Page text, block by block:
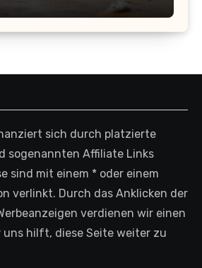
sich durch platzierte
sogenannten Affiliate Links
sind mit einem * oder einem
verlinkt. Durch das Anklicken der
verdienen wir einen
uns hilft, diese Seite weiter zu